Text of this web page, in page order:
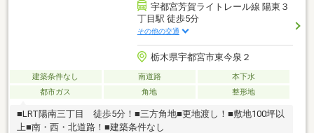
宇都宮芳賀ライトレール線 陽東３
丁目駅 徒歩5分
その他の交通
栃木県宇都宮市東今泉２
建築条件なし 南道路
本下水
都市ガス
角地 整形地
■LRT陽南三丁目 徒歩5分！■三方角地■更地渡し！■敷地100坪以
上■南・西・北道路！■建築条件なし